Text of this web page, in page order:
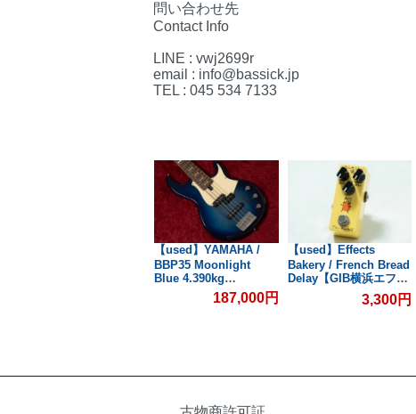
問い合わせ先
Contact Info
LINE : vwj2699r
email : info@bassick.jp
TEL : 045 534 7133
【used】YAMAHA /
BBP35 Moonlight
Blue 4.390kg
#ILM248E【GIB横浜】
187,000円
【used】Effects
Bakery / French Bread
Delay【GIB横浜エフェ
3,300円